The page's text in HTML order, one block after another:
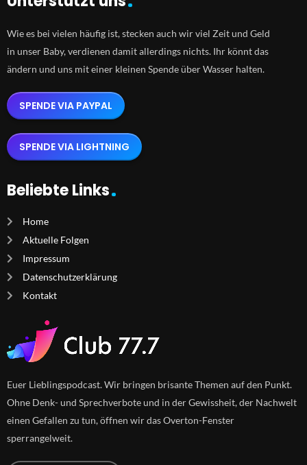
Wie es bei vielen häufig ist, stecken auch wir viel Zeit und Geld
in unser Baby, verdienen damit allerdings nichts. Ihr könnt das
ändern und uns mit einer kleinen Spende über Wasser halten.
SPENDE VIA PAYPAL
SPENDE VIA LIGHTNING
Beliebte Links
Home
Aktuelle Folgen
Impressum
Datenschutzerklärung
Kontakt
Euer Lieblingspodcast. Wir bringen brisante Themen auf den Punkt.
Ohne Denk- und Sprechverbote und in der Gewissheit, der Nachwelt
einen Gefallen zu tun, öffnen wir das Overton-Fenster
sperrangelweit.